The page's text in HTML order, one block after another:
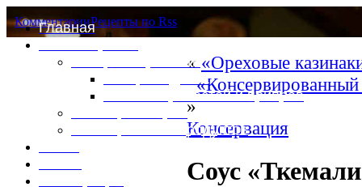
Главная
Специи и пряности
Специи и диета
Каталог пряностей и приправ
Таблица массы продуктов
КомментарииРецепты по Rss
««Ореховые
»
Консервация
Соус